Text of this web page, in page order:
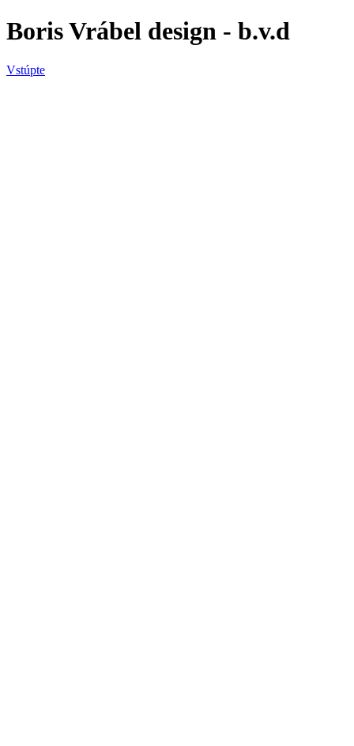
Boris Vrábel design - b.v.d
Vstúpte